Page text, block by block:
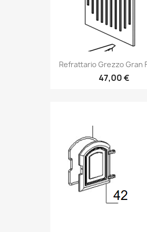
Refrattario Grezzo Gran
47,00 €